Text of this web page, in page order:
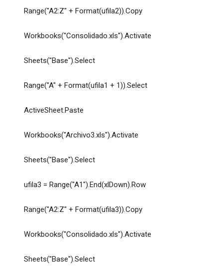
Range("A2:Z" + Format(ufila2)).Copy
Workbooks("Consolidado.xls").Activate
Sheets("Base").Select
Range("A" + Format(ufila1 + 1)).Select
ActiveSheet.Paste
Workbooks("Archivo3.xls").Activate
Sheets("Base").Select
ufila3 = Range("A1").End(xlDown).Row
Range("A2:Z" + Format(ufila3)).Copy
Workbooks("Consolidado.xls").Activate
Sheets("Base").Select